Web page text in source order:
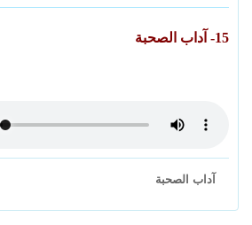
15- آداب الصحبة
آداب الصحبة